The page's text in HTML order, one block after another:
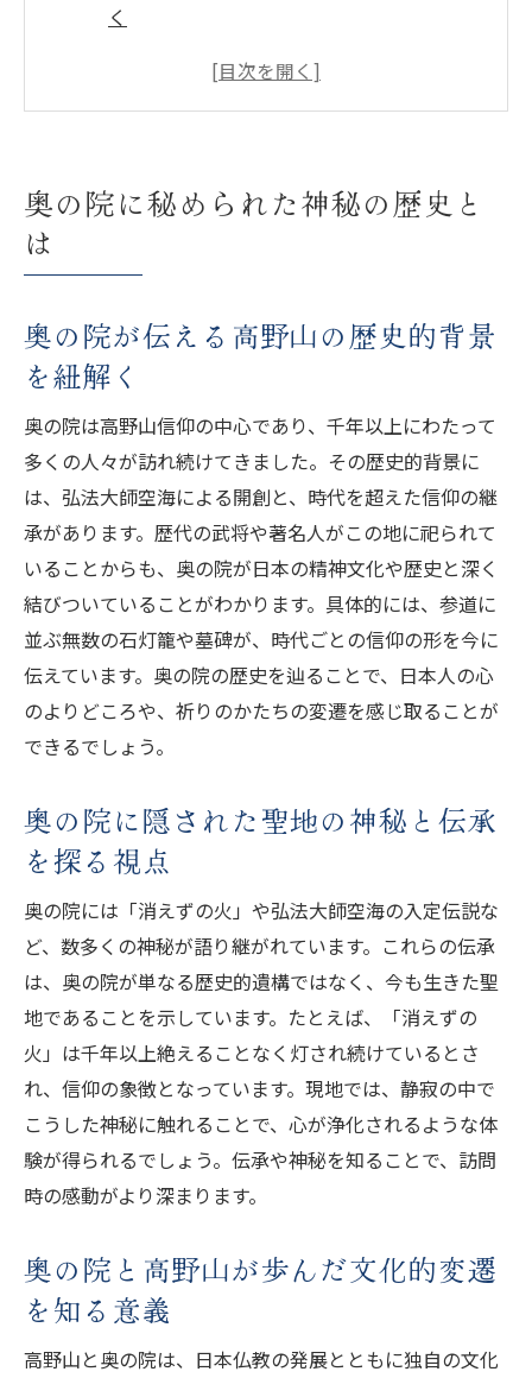
く
奥の院に隠された聖地の神秘と伝承を探る
奥の院の歴史とスピリチュアルな側面の関
奥の院知識で深まる高野山の奥深い魅力
奥の院にまつわる秘密と参拝者の体験談か
ら学ぶ
弘法大師空海と奥の院を結ぶ伝説の核心に
迫る
奥の院で語り継がれる空海遺体説の真相と
奥の院知識で知る空海の入定と高野山の逸
話
奥の院伝説が現代人に与えるスピリチュア
ルな影響
空海と奥の院が持つ宗教的意義を解説する
ント
消えずの火の真実が語る奥の院の魅力
奥の院に灯る消えずの火が伝える神秘の意
味
消えずの火の歴史と奥の院の信仰の深さを
知る
奥の院の消えずの火と参拝体験の関係性を
考察
奥の院知識で読み解く消えずの火の起源と
伝承
消えずの火が持つスピリチュアルな象徴性
奥の院にまつわる不思議な火のエピソード
紹介
高野山奥の院で体感できるスピリチュアル体験
奥の院に秘められた神秘の歴史と
は
奥の院が伝える高野山の歴史的背景
を紐解く
奥の院は高野山信仰の中心であり、千年以上にわたって
多くの人々が訪れ続けてきました。その歴史的背景に
は、弘法大師空海による開創と、時代を超えた信仰の継
承があります。歴代の武将や著名人がこの地に祀られて
いることからも、奥の院が日本の精神文化や歴史と深く
結びついていることがわかります。具体的には、参道に
並ぶ無数の石灯籠や墓碑が、時代ごとの信仰の形を今に
伝えています。奥の院の歴史を辿ることで、日本人の心
のよりどころや、祈りのかたちの変遷を感じ取ることが
できるでしょう。
奥の院に隠された聖地の神秘と伝承
を探る視点
奥の院には「消えずの火」や弘法大師空海の入定伝説な
ど、数多くの神秘が語り継がれています。これらの伝承
は、奥の院が単なる歴史的遺構ではなく、今も生きた聖
地であることを示しています。たとえば、「消えずの
火」は千年以上絶えることなく灯され続けているとさ
れ、信仰の象徴となっています。現地では、静寂の中で
こうした神秘に触れることで、心が浄化されるような体
験が得られるでしょう。伝承や神秘を知ることで、訪問
時の感動がより深まります。
奥の院と高野山が歩んだ文化的変遷
を知る意義
高野山と奥の院は、日本仏教の発展とともに独自の文化